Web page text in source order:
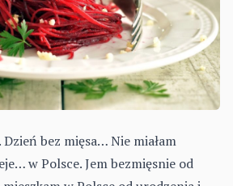
bez mięsa… Nie miałam
w Polsce. Jem bezmięsnie od